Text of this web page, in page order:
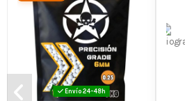
Envío 24-48h